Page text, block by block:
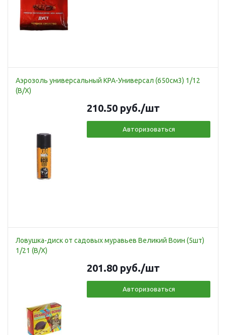
Аэрозоль универсальный КРА-Универсал (650см3) 1/12
(В/Х)
210.50 руб./шт
Авторизоваться
Ловушка-диск от садовых муравьев Великий Воин (5шт)
1/21 (В/Х)
201.80 руб./шт
Авторизоваться